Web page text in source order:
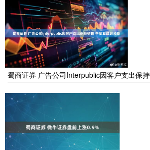
蜀商证券 广告公司Interpublic因客户支出保